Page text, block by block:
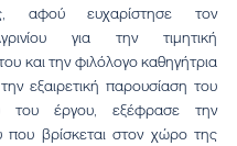
αφού ευχαρίστησε τον
για την τιμητική
και την φιλόλογο καθηγήτρια
εξαιρετική παρουσίαση του
του έργου, εξέφρασε την
που βρίσκεται στον χώρο της